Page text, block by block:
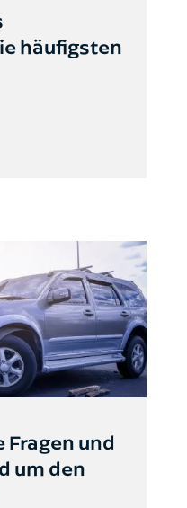
häufigsten
und
um den